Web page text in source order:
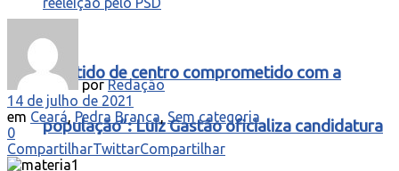
“Partido de centro comprometido com a
população”: Luiz Gastão oficializa candidatura
por Redação
14 de julho de 2021
em Ceará, Pedra Branca, Sem categoria
0
CompartilharTwittarCompartilhar